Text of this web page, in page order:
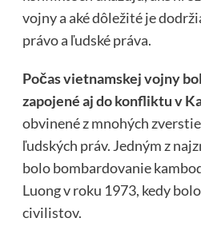
vojny a aké dôležité je
právo a ľudské práva.
Počas vietnamskej vojny
zapojené aj do konfliktu v
obvinené z mnohých
ľudských práv. Jedným z
bolo bombardovanie
Luong v roku 1973, kedy
civilistov.